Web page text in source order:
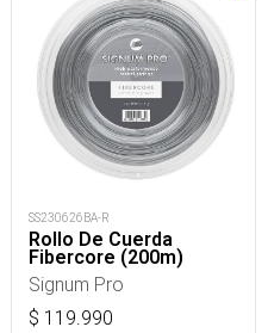
SS230626BA-R
Rollo De Cuerda
Fibercore (200m)
Signum Pro
$ 119.990